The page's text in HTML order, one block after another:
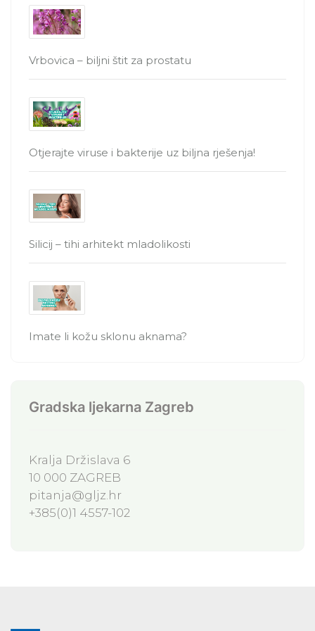
Vrbovica – biljni štit za prostatu
Otjerajte viruse i bakterije uz biljna rješenja!
Silicij – tihi arhitekt mladolikosti
Imate li kožu sklonu aknama?
Gradska ljekarna Zagreb
Kralja Držislava 6
10 000 ZAGREB
pitanja@gljz.hr
+385(0)1 4557-102